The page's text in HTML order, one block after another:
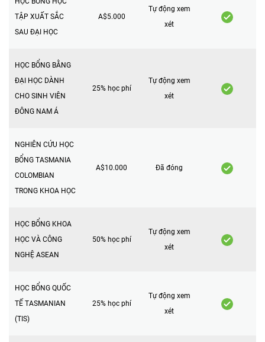
TẬP XUẤT SẮC
SAU ĐẠI HỌC
A$5.000
Tự động xem
xét
HỌC BỔNG BẰNG
ĐẠI HỌC DÀNH
CHO SINH VIÊN
ĐÔNG NAM Á
25% học phí
Tự động xem
xét
NGHIÊN CỨU HỌC
BỔNG TASMANIA
COLOMBIAN
TRONG KHOA HỌC
A$10.000 Đã đóng
HỌC BỔNG KHOA
HỌC VÀ CÔNG
NGHỆ ASEAN
50% học phí
Tự động xem
xét
HỌC BỔNG QUỐC
TẾ TASMANIAN
(TIS)
25% học phí
Tự động xem
xét